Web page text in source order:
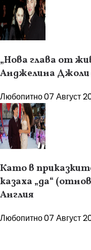
„Нова глава от
Анджелина Джоли
Любопитно07 Август
Като в
казаха „да“
Англия
Любопитно07 Август